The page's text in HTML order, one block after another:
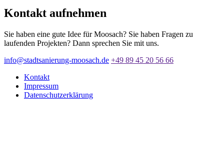
Kontakt aufnehmen
Sie haben eine gute Idee für Moosach? Sie haben Fragen zu
laufenden Projekten? Dann sprechen Sie mit uns.
info@stadtsanierung-moosach.de +49 89 45 20 56 66
Kontakt
Impressum
Datenschutzerklärung